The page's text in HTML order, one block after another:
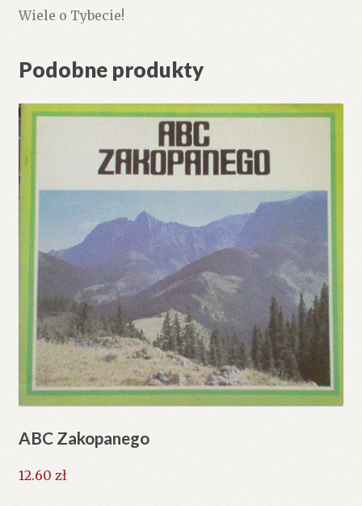
Wiele o Tybecie!
Podobne produkty
ABC Zakopanego
12.60 zł